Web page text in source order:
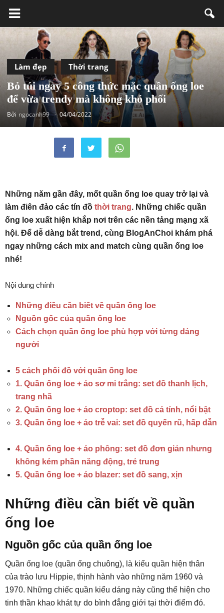
Làm đẹp Thời trang
Bỏ túi ngay 5 công thức mặc quần ống loe
để vừa trendy mà không khó phối
Bởi ngocanh99 - 04/04/2022
Những năm gần đây, mốt quần ống loe quay trở lại và
làm điên đảo các tín đồ thời trang. Những chiếc quần
ống loe xuất hiện khắp nơi trên các nền tảng mạng xã
hội. Để dễ dàng bắt trend, cùng BlogAnChoi khám phá
ngay những cách mix and match cùng quần ống loe
nhé!
Nội dung chính
Những điều cần biết về quần ống loe
Nguồn gốc của quần ống loe
Cách chọn quần ống loe phù hợp với từng dáng
người
5 cách phối đồ với quần ống loe
1. Quần ống loe + áo sơ mi trắng: set đồ thanh lịch,
trang nhã
2. Quần ống loe + áo croptop: set đồ cá tính, nổi bật
3. Quần ống loe + áo trễ vai: set đồ quyến rũ, hấp dẫn
4. Quần ống loe + áo phông: set đồ đơn giản nhưng
không kém phần năng động, trẻ trung
5. Quần ống loe + áo blazer: set đồ sang, xịn
Những điều cần biết về quần
ống loe
Nguồn gốc của quần ống loe
Quần ống loe (quần ống chuông), là kiểu quần hiện thân
của trào lưu Hippie, thịnh hành vào những năm 1960 và
1970. Những chiếc quần kiểu dáng này cũng thể hiện cho
tinh thần khao khát tự do bình đẳng giới tại thời điểm đó.